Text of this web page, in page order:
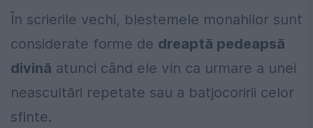
În scrierile vechi, blestemele monahilor sunt
considerate forme de dreaptă pedeapsă
divină atunci când ele vin ca urmare a unei
neascultări repetate sau a batjocoririi celor
sfinte.